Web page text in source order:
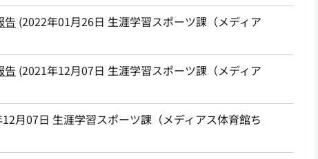
告 (2022年01月26日 生涯学習スポーツ課（メディア
告 (2021年12月07日 生涯学習スポーツ課（メディア
月07日 生涯学習スポーツ課（メディアス体育館ち